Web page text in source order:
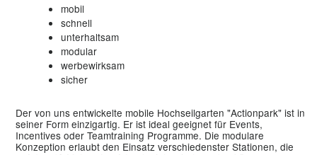
mobil
schnell
unterhaltsam
modular
werbewirksam
sicher
Der von uns entwickelte mobile Hochseilgarten "Actionpark" ist in
seiner Form einzigartig. Er ist ideal geeignet für Events,
Incentives oder Teamtraining Programme. Die modulare
Konzeption erlaubt den Einsatz verschiedenster Stationen, die